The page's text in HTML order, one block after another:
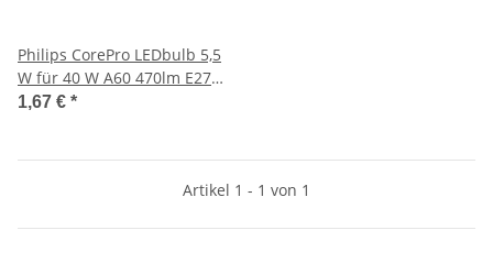
Philips CorePro LEDbulb 5,5
W für 40 W A60 470lm E27
827 EEK:A+ 57757800
1,67 € *
Artikel 1 - 1 von 1